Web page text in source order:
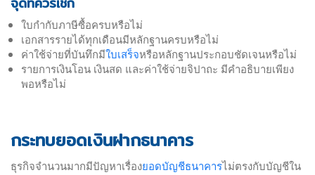
ใบกำกับภาษีซื้อครบหรือไม่
เอกสารรายได้ทุกเดือนมีหลักฐานครบหรือไม่
ค่าใช้จ่ายที่บันทึกมีใบเสร็จหรือหลักฐานประกอบชัดเจนหรือไม่
รายการเงินโอน เงินสด และค่าใช้จ่ายจิปาถะ มีคำอธิบายเพียง
พอหรือไม่
กระทบยอดเงินฝากธนาคาร
ธุรกิจจำนวนมากมีปัญหาเรื่องยอดบัญชีธนาคารไม่ตรงกับบัญชีใน